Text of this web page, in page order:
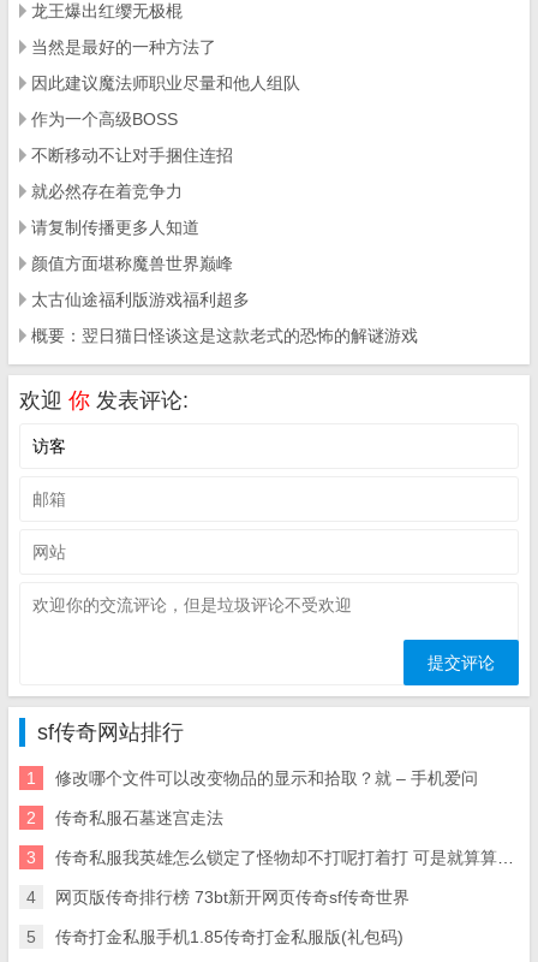
龙王爆出红缨无极棍
当然是最好的一种方法了
因此建议魔法师职业尽量和他人组队
作为一个高级BOSS
不断移动不让对手捆住连招
就必然存在着竞争力
请复制传播更多人知道
颜值方面堪称魔兽世界巅峰
太古仙途福利版游戏福利超多
概要：翌日猫日怪谈这是这款老式的恐怖的解谜游戏
欢迎 你 发表评论:
sf传奇网站排行
1 修改哪个文件可以改变物品的显示和拾取？就 – 手机爱问
2 传奇私服石墓迷宫走法
3 传奇私服我英雄怎么锁定了怪物却不打呢打着打 可是就算算我锁定了怪物他为什么也不打呢
4 网页版传奇排行榜 73bt新开网页传奇sf传奇世界
5 传奇打金私服手机1.85传奇打金私服版(礼包码)